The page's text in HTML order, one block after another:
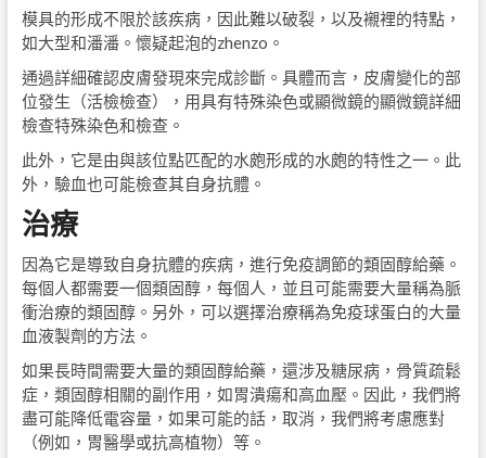
模具的形成不限於該疾病，因此難以破裂，以及襯裡的特點，
如大型和潘潘。懷疑起泡的zhenzo。
通過詳細確認皮膚發現來完成診斷。具體而言，皮膚變化的部
位發生（活檢檢查），用具有特殊染色或顯微鏡的顯微鏡詳細
檢查特殊染色和檢查。
此外，它是由與該位點匹配的水皰形成的水皰的特性之一。此
外，驗血也可能檢查其自身抗體。
治療
因為它是導致自身抗體的疾病，進行免疫調節的類固醇給藥。
每個人都需要一個類固醇，每個人，並且可能需要大量稱為脈
衝治療的類固醇。另外，可以選擇治療稱為免疫球蛋白的大量
血液製劑的方法。
如果長時間需要大量的類固醇給藥，還涉及糖尿病，骨質疏鬆
症，類固醇相關的副作用，如胃潰瘍和高血壓。因此，我們將
盡可能降低電容量，如果可能的話，取消，我們將考慮應對
（例如，胃醫學或抗高植物）等。